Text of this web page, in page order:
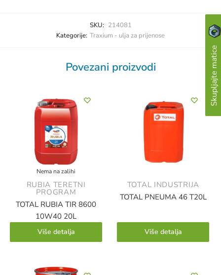
SKU: 214081
Kategorije: Traxium - ulja za prijenose
Povezani proizvodi
Nema na zalihi
RUBIA TERETNI
PROGRAM
TOTAL RUBIA TIR 8600
10W40 20L
Više detalja
TOTAL INDUSTRIJA
TOTAL PNEUMA 46 T20L
Više detalja
Skupljajte matice